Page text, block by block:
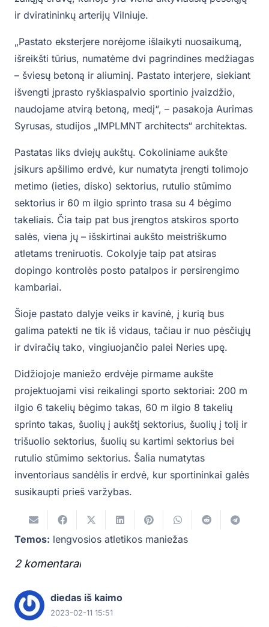
ir dviratininkų arterijų Vilniuje.
„Pastato eksterjere norėjome išlaikyti nuosaikumą,
išreikšti tūrius, numatėme dvi pagrindines medžiagas
– šviesų betoną ir aliuminį. Pastato interjere, siekiant
išvengti įprasto ryškiaspalvio sportinio įvaizdžio,
naudojame atvirą betoną, medį“, – pasakoja Aurimas
Syrusas, studijos „IMPLMNT architects“ architektas.
Pastatas liks dviejų aukštų. Cokoliniame aukšte
įsikurs apšilimo erdvė, kur numatyta įrengti tolimojo
metimo (ieties, disko) sektorius, rutulio stūmimo
sektorius ir 60 m ilgio sprinto trasa su 4 bėgimo
takeliais. Čia taip pat bus įrengtos atskiros sporto
salės, viena jų – išskirtinai aukšto meistriškumo
atletams treniruotis. Cokolyje taip pat atsiras
dopingo kontrolės posto patalpos ir persirengimo
kambariai.
Šioje pastato dalyje veiks ir kavinė, į kurią bus
galima patekti ne tik iš vidaus, tačiau ir nuo pėsčiųjų
ir dviračių tako, vingiuojančio palei Neries upę.
Didžiojoje maniežo erdvėje pirmame aukšte
projektuojami visi reikalingi sporto sektoriai: 200 m
ilgio 6 takelių bėgimo takas, 60 m ilgio 8 takelių
sprinto takas, šuolių į aukštį sektorius, šuolių į tolį ir
trišuolio sektorius, šuolių su kartimi sektorius bei
rutulio stūmimo sektorius. Šalia numatytas
inventoriaus sandėlis ir erdvė, kur sportininkai galės
susikaupti prieš varžybas.
Temos: lengvosios atletikos maniežas
2 komentarai
.
diedas iš kaimo
2023-02-11 15:51